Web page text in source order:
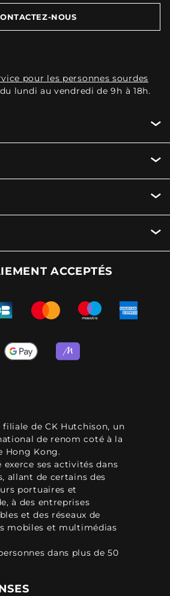
NOUS
pour les personnes sourdes
du lundi au vendredi de 9h à 18h.
ACCEPTÉS
de CK Hutchison, un
de renom coté à la
Hong Kong.
ses activités dans
allant de certains des
portuaires et
à des entreprises
et des réseaux de
mobiles et multimédias
dans plus de 50